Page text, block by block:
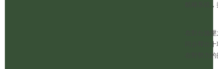
航權系統
在對台施
同步釋出
在野勢力